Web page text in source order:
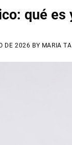
qué es
DE 2026 BY MARIA